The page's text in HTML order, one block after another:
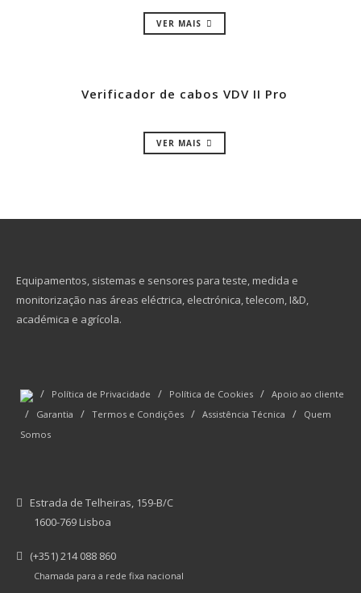
VER MAIS
Verificador de cabos VDV II Pro
VER MAIS
Equipamentos, sistemas e sensores para teste, medida e
monitorização nas áreas eléctrica, electrónica, telecom, I&D,
académica e agrícola.
/ Política de Privacidade / Política de Cookies / Apoio ao cliente
/ Garantia / Termos e Condições / Assistência Técnica /
Quem
Somos
Estrada de Telheiras, 159-B/C
1600-769 Lisboa
(+351) 214 088 860
Chamada para a rede fixa nacional